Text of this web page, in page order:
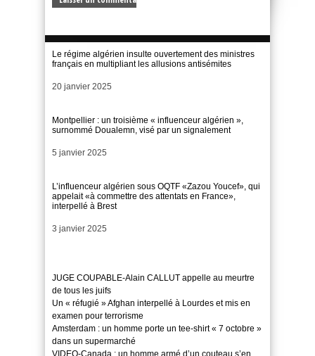
Le régime algérien insulte ouvertement des ministres
français en multipliant les allusions antisémites
Date
20 janvier 2025
Montpellier : un troisième « influenceur algérien »,
surnommé Doualemn, visé par un signalement
Date
5 janvier 2025
L’influenceur algérien sous OQTF «Zazou Youcef», qui
appelait «à commettre des attentats en France»,
interpellé à Brest
Date
3 janvier 2025
JUGE COUPABLE-Alain CALLUT appelle au meurtre
de tous les juifs
Un « réfugié » Afghan interpellé à Lourdes et mis en
examen pour terrorisme
Amsterdam : un homme porte un tee-shirt « 7 octobre »
dans un supermarché